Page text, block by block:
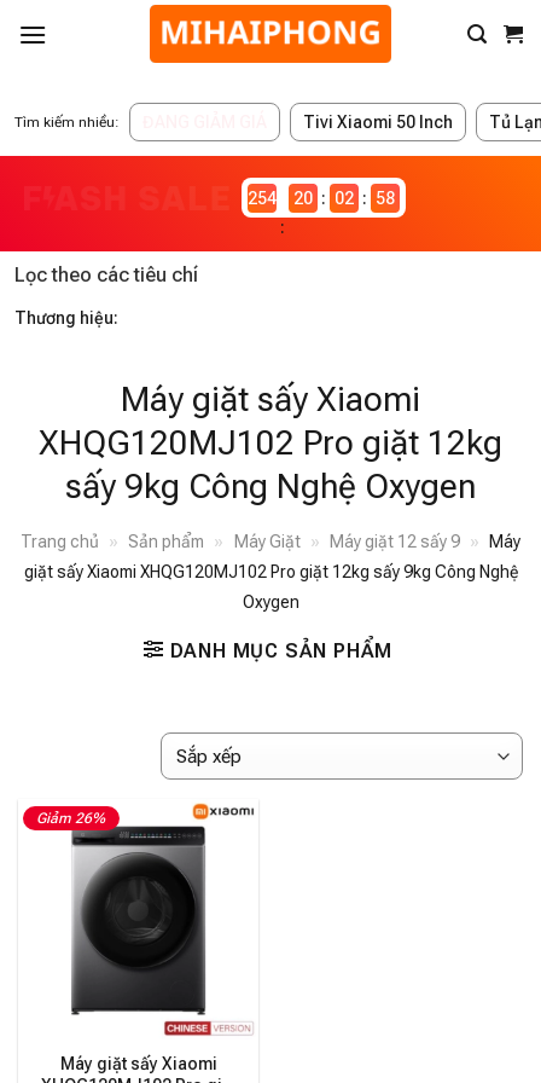
Tìm kiếm nhiều: Tivi Xiaomi 50 Inch Tủ
2546982
20 02 58
Lọc theo các tiêu chí
Thương hiệu:
Máy giặt sấy Xiaomi
XHQG120MJ102 Pro giặt 12kg
sấy 9kg Công Nghệ Oxygen
Trang chủ » Sản phẩm » Máy Giặt » Máy giặt 12 sấy 9 »
Máy
giặt sấy Xiaomi XHQG120MJ102 Pro giặt 12kg sấy 9kg Công Nghệ
Oxygen
DANH MỤC SẢN PHẨM
Giảm 26%
Máy giặt sấy Xiaomi